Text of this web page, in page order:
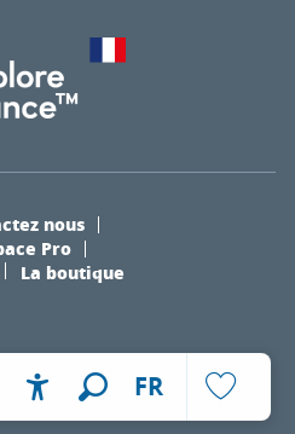
AccessibilitéVoir les
Recherche
FR
nous
Pro
La boutique